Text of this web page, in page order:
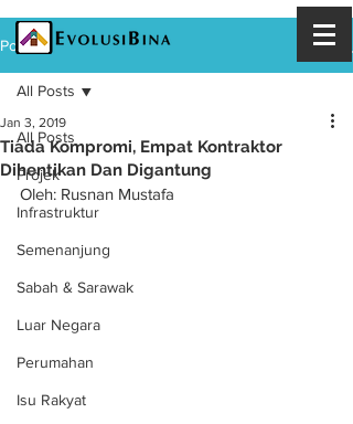
Post
All Posts
Projek
Infrastruktur
Semenanjung
Sabah & Sarawak
Luar Negara
Perumahan
Isu Rakyat
All Posts
Tiada Kompromi, Empat Kontraktor
Dihentikan Dan Digantung
Jan 3, 2019
Oleh: Rusnan Mustafa